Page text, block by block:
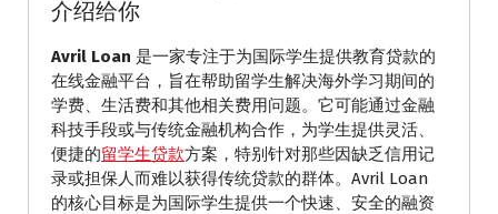
介绍给你
Avril Loan 是一家专注于为国际学生提供教育贷款的
在线金融平台，旨在帮助留学生解决海外学习期间的
学费、生活费和其他相关费用问题。它可能通过金融
科技手段或与传统金融机构合作，为学生提供灵活、
便捷的留学生贷款方案，特别针对那些因缺乏信用记
录或担保人而难以获得传统贷款的群体。Avril Loan
的核心目标是为国际学生提供一个快速、安全的融资